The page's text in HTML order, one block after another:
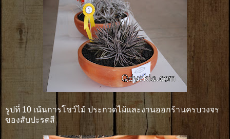
รูปที่ 10 เน้นการโชว์ไม้ ประกวดไม้และงานออกร้านครบวงจร
ของสับปะรดสี